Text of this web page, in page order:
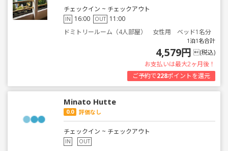
チェックイン ~ チェックアウト
IN 16:00 OUT 11:00
ドミトリールーム（4人部屋） 女性用 ベッド1名分
1泊1名合計
4,579円 (税込)
お支払いは最大2ヶ月後！
ご予約で228ポイントを還元
Minato Hutte
0.0 評価なし
チェックイン ~ チェックアウト
IN OUT